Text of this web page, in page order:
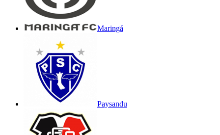
Maringá
Paysandu